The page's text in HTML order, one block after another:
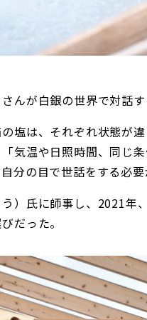
んが白銀の世界で対話す
塩は、それぞれ状態が
気温や日照時間、同じ条
分の目で世話をする必要
）氏に師事し、2021年
だった。